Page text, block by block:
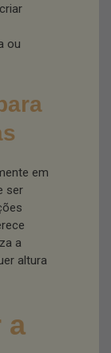
ou
em
ser
a
altura
a